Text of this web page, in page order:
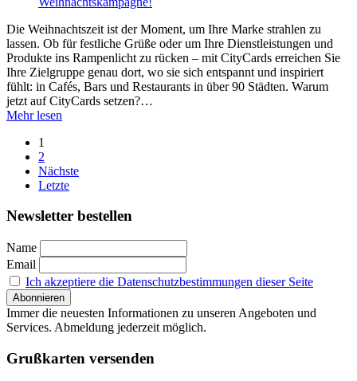
Die Weihnachtszeit ist der Moment, um Ihre Marke strahlen zu
lassen. Ob für festliche Grüße oder um Ihre Dienstleistungen und
Produkte ins Rampenlicht zu rücken – mit CityCards erreichen Sie
Ihre Zielgruppe genau dort, wo sie sich entspannt und inspiriert
fühlt: in Cafés, Bars und Restaurants in über 90 Städten. Warum
jetzt auf CityCards setzen?…
Mehr lesen
1
2
Nächste
Letzte
Newsletter bestellen
Name
Email
Ich akzeptiere die Datenschutzbestimmungen dieser Seite
Immer die neuesten Informationen zu unseren Angeboten und
Services. Abmeldung jederzeit möglich.
Grußkarten versenden